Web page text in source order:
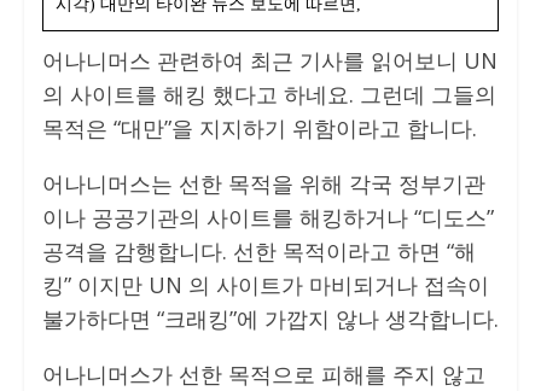
시각) 대만의 타이완 뉴스 보도에 따르면,
어나니머스 관련하여 최근 기사를 읽어보니 UN
의 사이트를 해킹 했다고 하네요. 그런데 그들의
목적은 “대만”을 지지하기 위함이라고 합니다.
어나니머스는 선한 목적을 위해 각국 정부기관
이나 공공기관의 사이트를 해킹하거나 “디도스”
공격을 감행합니다. 선한 목적이라고 하면 “해
킹” 이지만 UN 의 사이트가 마비되거나 접속이
불가하다면 “크래킹”에 가깝지 않나 생각합니다.
어나니머스가 선한 목적으로 피해를 주지 않고